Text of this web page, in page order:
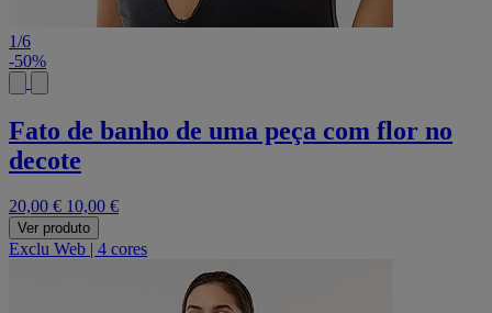
1/6
-50%
Fato de banho de uma peça com flor no
decote
20,00 € 10,00 €
Ver produto
Exclu Web 4 cores